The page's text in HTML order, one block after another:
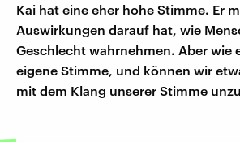
Kai hat eine eher hohe Stimme. Er
Auswirkungen darauf hat, wie
Geschlecht wahrnehmen. Aber wie
eigene Stimme, und können wir
mit dem Klang unserer Stimme